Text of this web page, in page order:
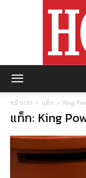
หน้าแรก แท็ก King
แท็ก: King